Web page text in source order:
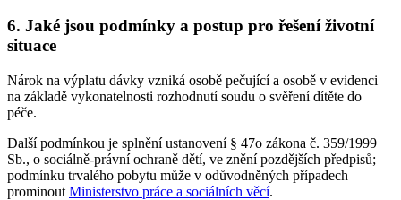
6. Jaké jsou podmínky a postup pro řešení životní
situace
Nárok na výplatu dávky vzniká osobě pečující a osobě v evidenci
na základě vykonatelnosti rozhodnutí soudu o svěření dítěte do
péče.
Další podmínkou je splnění ustanovení § 47o zákona č. 359/1999
Sb., o sociálně-právní ochraně dětí, ve znění pozdějších předpisů;
podmínku trvalého pobytu může v odůvodněných případech
prominout Ministerstvo práce a sociálních věcí.